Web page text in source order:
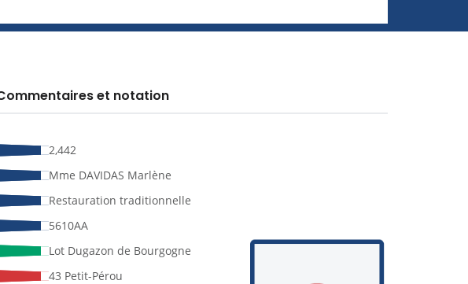
et notation
2,442
Mme DAVIDAS Marlène
Restauration traditionnelle
5610AA
Lot Dugazon de Bourgogne
43 Petit-Pérou